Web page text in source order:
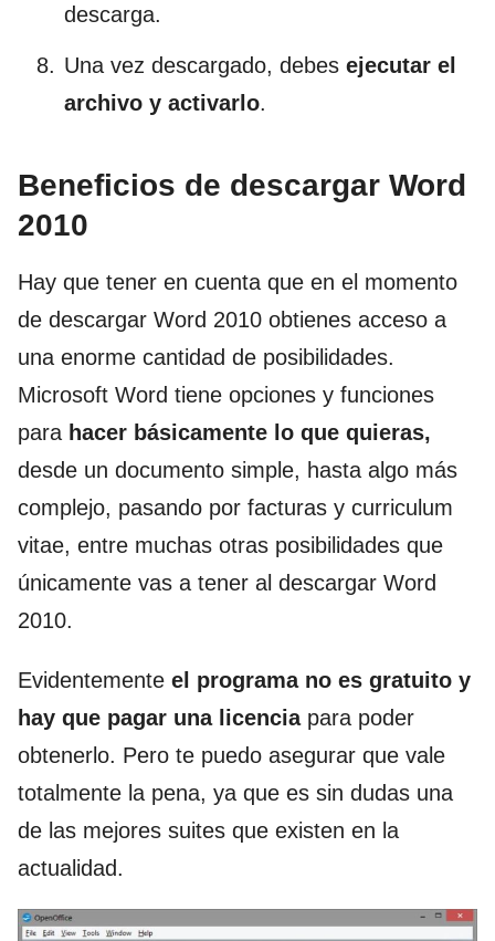
descarga.
Una vez descargado, debes ejecutar el
archivo y activarlo.
Beneficios de descargar Word
2010
Hay que tener en cuenta que en el momento
de descargar Word 2010 obtienes acceso a
una enorme cantidad de posibilidades.
Microsoft Word tiene opciones y funciones
para hacer básicamente lo que quieras,
desde un documento simple, hasta algo más
complejo, pasando por facturas y curriculum
vitae, entre muchas otras posibilidades que
únicamente vas a tener al descargar Word
2010.
Evidentemente el programa no es gratuito y
hay que pagar una licenciapara poder
obtenerlo. Pero te puedo asegurar que vale
totalmente la pena, ya que es sin dudas una
de las mejores suites que existen en la
actualidad.